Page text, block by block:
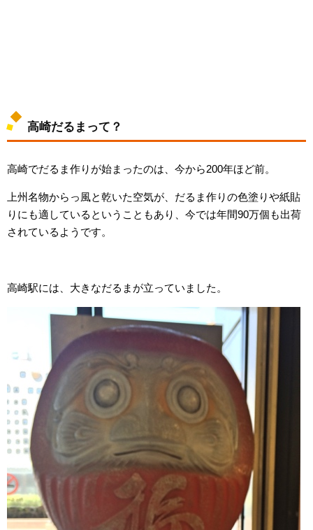
高崎だるまって？
高崎でだるま作りが始まったのは、今から200年ほど前。
上州名物からっ風と乾いた空気が、だるま作りの色塗りや紙貼
りにも適しているということもあり、今では年間90万個も出荷
されているようです。
高崎駅には、大きなだるまが立っていました。